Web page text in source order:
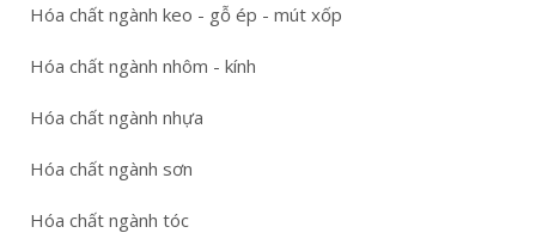
Hóa chất ngành keo - gỗ ép - mút xốp
Hóa chất ngành nhôm - kính
Hóa chất ngành nhựa
Hóa chất ngành sơn
Hóa chất ngành tóc